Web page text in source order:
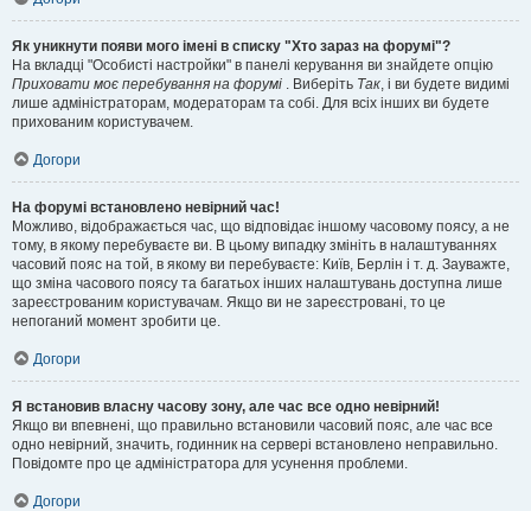
Як уникнути появи мого імені в списку "Хто зараз на форумі"?
На вкладці "Особисті настройки" в панелі керування ви знайдете опцію
Приховати моє перебування на форумі . Виберіть Так, і ви будете видимі
лише адміністраторам, модераторам та собі. Для всіх інших ви будете
прихованим користувачем.
Догори
На форумі встановлено невірний час!
Можливо, відображається час, що відповідає іншому часовому поясу, а не
тому, в якому перебуваєте ви. В цьому випадку змініть в налаштуваннях
часовий пояс на той, в якому ви перебуваєте: Київ, Берлін і т. д. Зауважте,
що зміна часового поясу та багатьох інших налаштувань доступна лише
зареєстрованим користувачам. Якщо ви не зареєстровані, то це
непоганий момент зробити це.
Догори
Я встановив власну часову зону, але час все одно невірний!
Якщо ви впевнені, що правильно встановили часовий пояс, але час все
одно невірний, значить, годинник на сервері встановлено неправильно.
Повідомте про це адміністратора для усунення проблеми.
Догори